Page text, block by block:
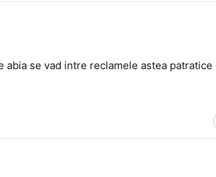
se vad intre reclamele astea patratice